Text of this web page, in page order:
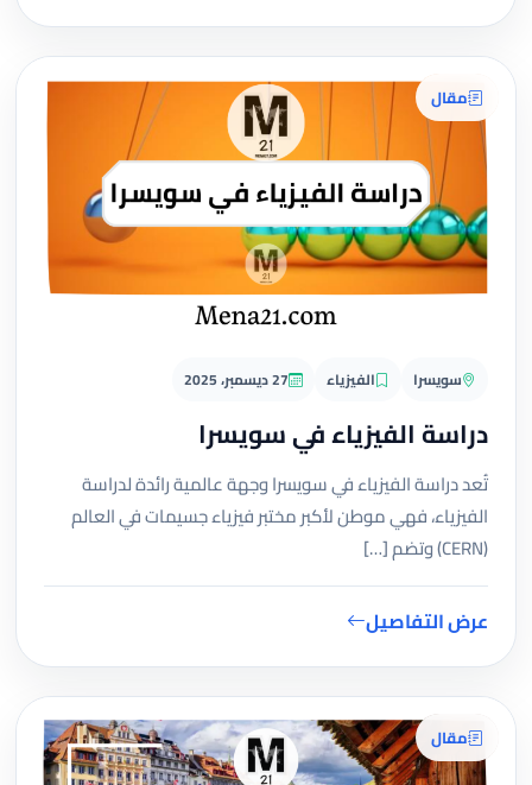
مقال
سويسرا الفيزياء 27 ديسمبر، 2025
دراسة الفيزياء في سويسرا
تُعد دراسة الفيزياء في سويسرا وجهة عالمية رائدة لدراسة
الفيزياء، فهي موطن لأكبر مختبر فيزياء جسيمات في العالم
(CERN) وتضم […]
عرض التفاصيل
مقال